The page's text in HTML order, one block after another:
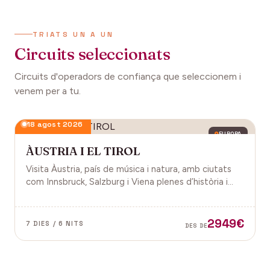
TRIATS UN A UN
Circuits seleccionats
Circuits d'operadors de confiança que seleccionem i
venem per a tu.
EUROPA
18 agost 2026
ÀUSTRIA I EL TIROL
Visita Àustria, país de música i natura, amb ciutats
com Innsbruck, Salzburg i Viena plenes d’història i
7 DIES / 6 NITS DES DE2949€